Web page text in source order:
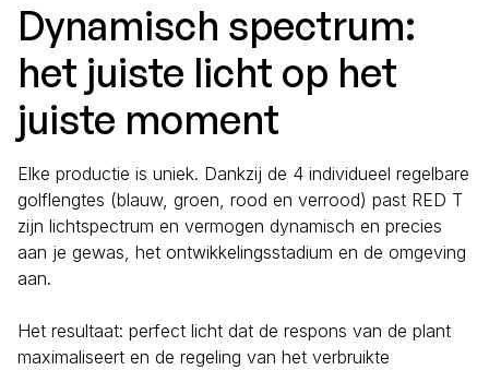
Dynamisch spectrum:
het juiste licht op het
juiste moment
Elke productie is uniek. Dankzij de 4 individueel regelbare
golflengtes (blauw, groen, rood en verrood) past RED T
zijn lichtspectrum en vermogen dynamisch en precies
aan je gewas, het ontwikkelingsstadium en de omgeving
aan.
Het resultaat: perfect licht dat de respons van de plant
maximaliseert en de regeling van het verbruikte